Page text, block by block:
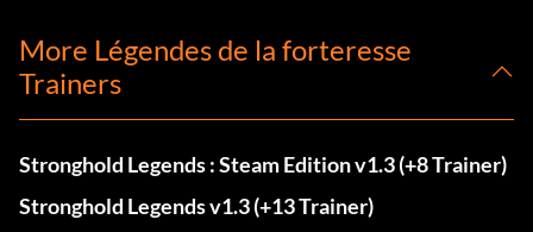
More Légendes de la forteresse
Trainers
Stronghold Legends : Steam Edition v1.3 (+8 Trainer)
Stronghold Legends v1.3 (+13 Trainer)